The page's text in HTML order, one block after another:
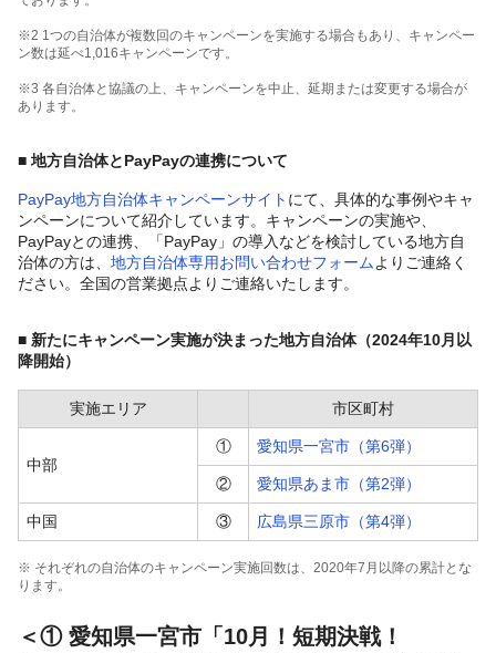
※2 1つの自治体が複数回のキャンペーンを実施する場合もあり、キャンペー
ン数は延べ1,016キャンペーンです。
※3 各自治体と協議の上、キャンペーンを中止、延期または変更する場合が
あります。
■ 地方自治体とPayPayの連携について
PayPay地方自治体キャンペーンサイト にて、具体的な事例やキャ
ンペーンについて紹介しています。キャンペーンの実施や、
PayPayとの連携、「PayPay」の導入などを検討している地方自
治体の方は、 地方自治体専用お問い合わせフォーム よりご連絡く
ださい。全国の営業拠点よりご連絡いたします。
■ 新たにキャンペーン実施が決まった地方自治体（2024年10月以
降開始）
実施エリア 市区町村
中部
① 愛知県一宮市（第6弾）
② 愛知県あま市（第2弾）
中国 ③ 広島県三原市（第4弾）
※ それぞれの自治体のキャンペーン実施回数は、2020年7月以降の累計とな
ります。
＜① 愛知県一宮市「10月！短期決戦！